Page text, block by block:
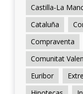
Castilla-La
Cataluña
Compraventa
Comunitat
Euribor